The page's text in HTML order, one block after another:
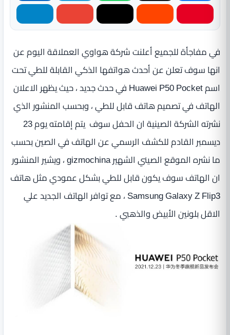
في مفاجأة للجميع أعلنت شركة هواوي العملاقة اليوم عن
انها سوف تعلن عن أحدث هواتفها الذكي القابلة للطي تحت
اسم Huawei P50 Pocket في حدث جديد ، حيث يظهر الاعلان
الهاتف في تصميم هاتف قابل للطي ، وبحسب المنشور الذي
نشرته الشركة الصينية ان الحفل سوف يتم إقامته يوم 23
ديسمبر القادم للكشف الرسمي عن الهاتف في الصين بحسب
ما نشره الموقع الصيني الشهير gizmochina ، ويشير المنشور
ان الهاتف سوف يكون قابل للطي بشكل عمودي مثل هاتف
Samsung Galaxy Z Flip3 ، مع توافر الهاتف الجديد علي
الاقل بلونين الأبيض والذهبي .